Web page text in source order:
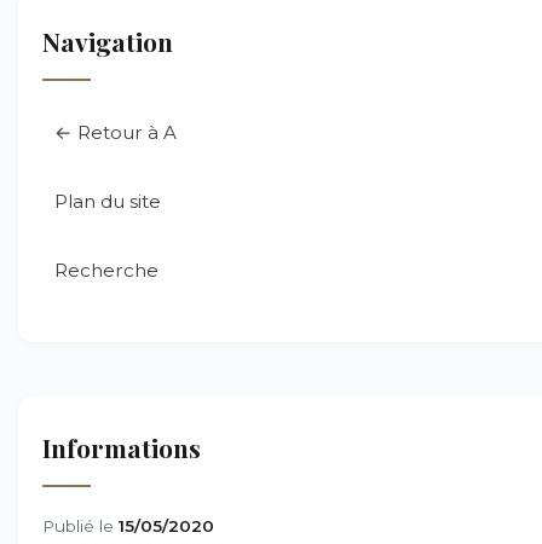
Navigation
← Retour à A
Plan du site
Recherche
Informations
Publié le 15/05/2020